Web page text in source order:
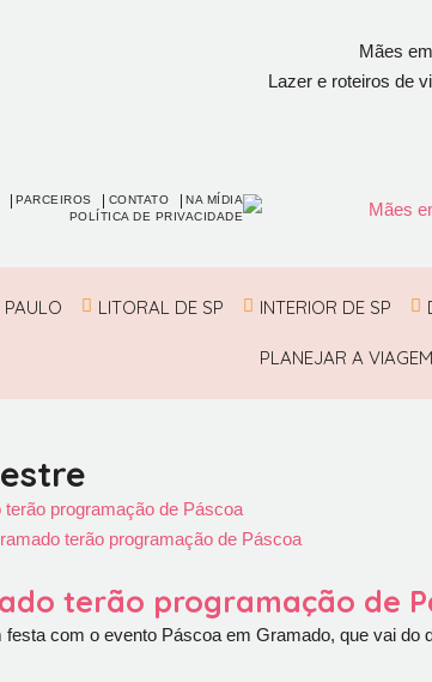
Mães
Lazer e roteiros de
PARCEIROS CONTATO
NA MÍDIA
POLÍTICA DE PRIVACIDADE
LITORAL DE SP INTERIOR DE SP
PLANEJAR A VIAGEM
terão programação de Páscoa
terão programação de
com o evento Páscoa em Gramado, que vai do